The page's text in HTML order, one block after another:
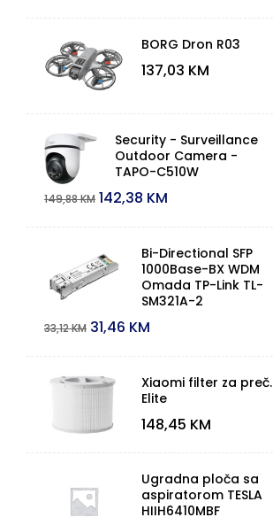
BORG Dron R03
137,03 KM
Security - Surveillance
Outdoor Camera -
TAPO-C510W
149,88KM 142,38 KM
Bi-Directional SFP
1000Base-BX WDM
Omada TP-Link TL-
SM321A-2
33,12KM 31,46 KM
Xiaomi filter za preč.
Elite
148,45 KM
Ugradna ploča sa
aspiratorom TESLA
HIIH6410MBF